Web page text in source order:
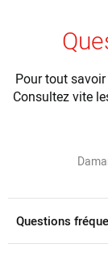
Pour tout
Consultez vite
Questions